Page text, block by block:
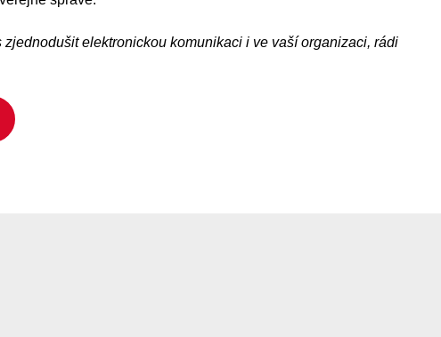
elektronickou komunikaci i ve vaší organizaci, rádi